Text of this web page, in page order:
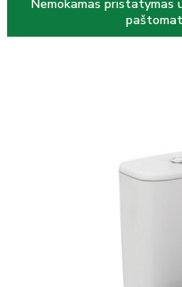
Nemokamas pristatymas